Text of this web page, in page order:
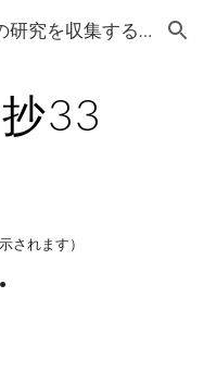
Skip to navigation
ゲーム研究家・草場純さんの研究を収集するサイト
33
されます）